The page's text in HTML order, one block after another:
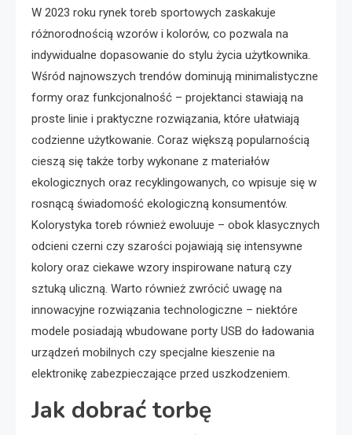
W 2023 roku rynek toreb sportowych zaskakuje
różnorodnością wzorów i kolorów, co pozwala na
indywidualne dopasowanie do stylu życia użytkownika.
Wśród najnowszych trendów dominują minimalistyczne
formy oraz funkcjonalność – projektanci stawiają na
proste linie i praktyczne rozwiązania, które ułatwiają
codzienne użytkowanie. Coraz większą popularnością
cieszą się także torby wykonane z materiałów
ekologicznych oraz recyklingowanych, co wpisuje się w
rosnącą świadomość ekologiczną konsumentów.
Kolorystyka toreb również ewoluuje – obok klasycznych
odcieni czerni czy szarości pojawiają się intensywne
kolory oraz ciekawe wzory inspirowane naturą czy
sztuką uliczną. Warto również zwrócić uwagę na
innowacyjne rozwiązania technologiczne – niektóre
modele posiadają wbudowane porty USB do ładowania
urządzeń mobilnych czy specjalne kieszenie na
elektronikę zabezpieczające przed uszkodzeniem.
Jak dobrać torbę